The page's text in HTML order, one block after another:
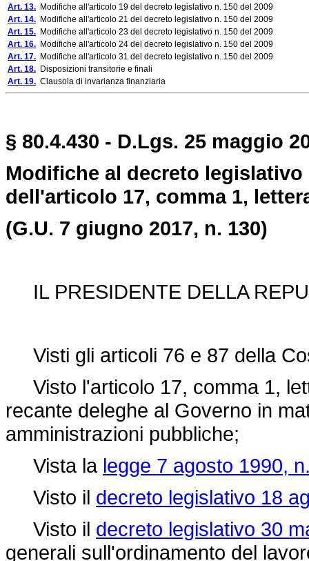
Art. 13. Modifiche all'articolo 19 del decreto legislativo n. 150 del 2009
Art. 14. Modifiche all'articolo 21 del decreto legislativo n. 150 del 2009
Art. 15. Modifiche all'articolo 23 del decreto legislativo n. 150 del 2009
Art. 16. Modifiche all'articolo 24 del decreto legislativo n. 150 del 2009
Art. 17. Modifiche all'articolo 31 del decreto legislativo n. 150 del 2009
Art. 18. Disposizioni transitorie e finali
Art. 19. Clausola di invarianza finanziaria
§ 80.4.430 - D.Lgs. 25 maggio
Modifiche al decreto legislativo
dell'articolo 17, comma 1,
(G.U. 7 giugno 2017, n. 130)
IL PRESIDENTE DELLA
Visti gli articoli 76 e 87 della
Visto l'articolo 17, comma 1,
recante deleghe al Governo in
amministrazioni pubbliche;
Vista la legge 7 agosto 1990,
Visto il decreto legislativo 18
Visto il decreto legislativo 30
generali sull'ordinamento del